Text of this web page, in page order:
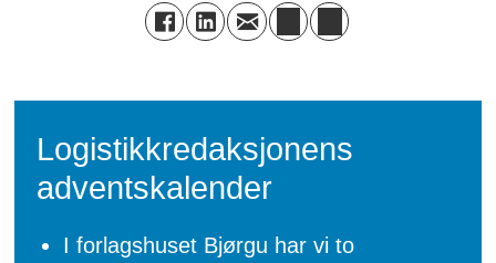
Logistikkredaksjonens
adventskalender
I forlagshuset Bjørgu har vi to